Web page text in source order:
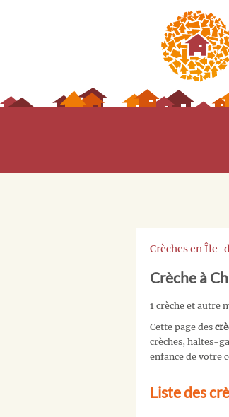
Crèches en Île-
Crèche à
1 crèche et autre
Cette page des
crèches, haltes-
enfance de votre
Liste des